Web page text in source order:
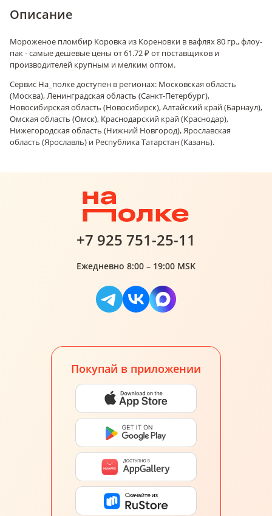
Описание
Мороженое пломбир Коровка из Кореновки в вафлях 80 гр., флоу-
пак - самые дешевые цены от 61.72 ₽ от поставщиков и
производителей крупным и мелким оптом.
Сервис На_полке доступен в регионах: Московская область
(Москва), Ленинградская область (Санкт-Петербург),
Новосибирская область (Новосибирск), Алтайский край (Барнаул),
Омская область (Омск), Краснодарский край (Краснодар),
Нижегородская область (Нижний Новгород), Ярославская
область (Ярославль) и Республика Татарстан (Казань).
+7 925 751-25-11
Ежедневно 8:00 – 19:00 MSK
Покупай в приложении